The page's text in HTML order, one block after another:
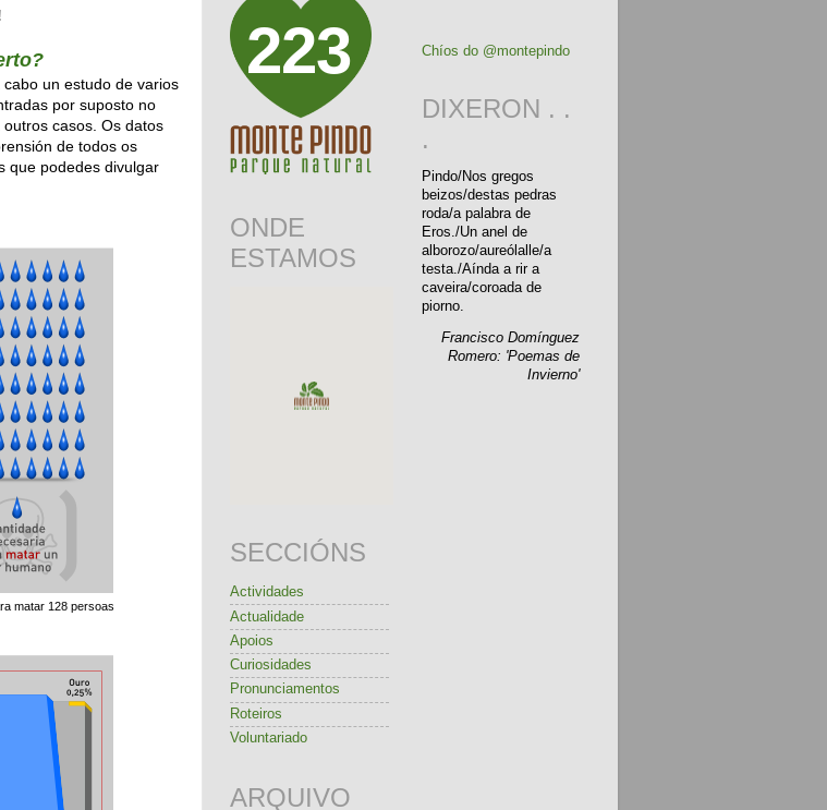
un estudo de varios
por suposto no
casos. Os datos
de todos os
que podedes divulgar
matar 128 persoas
223
ONDE
ESTAMOS
SECCIÓNS
Actividades
Actualidade
Apoios
Curiosidades
Pronunciamentos
Roteiros
Voluntariado
ARQUIVO
Chíos do @montepindo
DIXERON . .
.
Pindo/Nos gregos
beizos/destas pedras
roda/a palabra de
Eros./Un anel de
alborozo/aureólalle/a
testa./Aínda a rir a
caveira/coroada de
piorno.
Francisco Domínguez
Romero: 'Poemas de
Invierno'